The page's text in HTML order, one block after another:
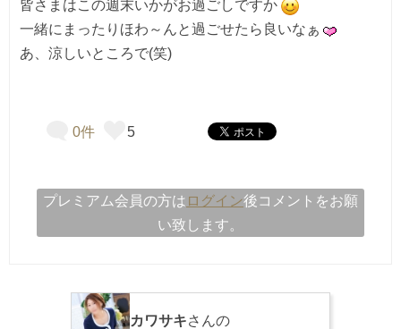
皆さまはこの週末いかがお過ごしですか
一緒にまったりほわ～んと過ごせたら良いなぁ
あ、涼しいところで(笑)
0件 5
プレミアム会員の方は ログイン後コメントをお願
い致します。
カワサキさんの